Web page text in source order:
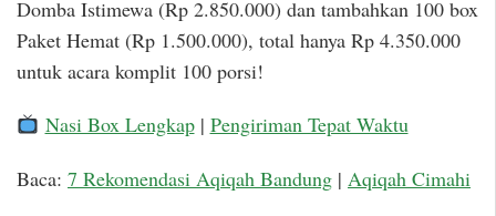
Domba Istimewa (Rp 2.850.000) dan tambahkan 100 box
Paket Hemat (Rp 1.500.000), total hanya Rp 4.350.000
untuk acara komplit 100 porsi!
Nasi Box Lengkap| Pengiriman Tepat Waktu
Baca: 7 Rekomendasi Aqiqah Bandung | Aqiqah Cimahi